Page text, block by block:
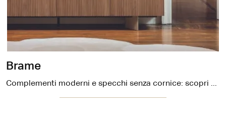
Brame
Complementi moderni e specchi senza cornice: scopri di più sul modello Brame di Calligaris e potrai arricchire i tuoi spazi.